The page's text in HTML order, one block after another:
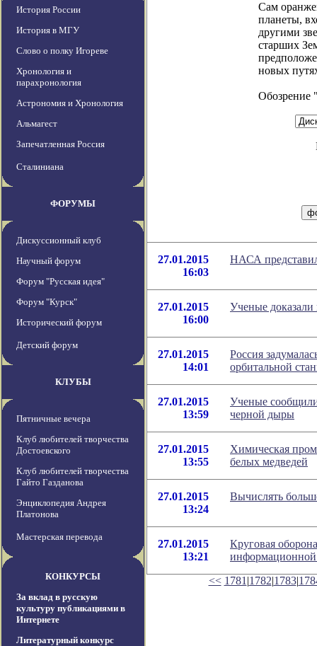
История России
История в МГУ
Слово о полку Игореве
Хронология и
парахронология
Астрономия и Хронология
Альмагест
Запечатленная Россия
Сталиниана
ФОРУМЫ
Дискуссионный клуб
Научный форум
Форум "Русская идея"
Форум "Курск"
Исторический форум
Детский форум
КЛУБЫ
Пятничные вечера
Клуб любителей творчества
Достоевского
Клуб любителей творчества
Гайто Газданова
Энциклопедия Андрея
Платонова
Мастерская перевода
КОНКУРСЫ
За вклад в русскую
культуру публикациями в
Интернете
Литературный конкурс
Сам
планеты,
другими
старших
новых
Обозрение
27.01.2015
16:03
НАСА
27.01.2015
16:00
Ученые доказали
27.01.2015
14:01
Россия
орбитальной
27.01.2015
13:59
Ученые
черной дыры
27.01.2015
13:55
Химическая
белых медведей
27.01.2015
13:24
Вычислять
27.01.2015
13:21
Круговая
информационной
<< 1781 |1782|1783|